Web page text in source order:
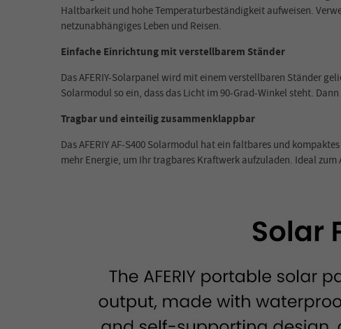
Haltbarkeit und hohe Temperaturbeständigkeit aufweisen.
netzunabhängiges Leben und Reisen.
Einfache Einrichtung mit verstellbarem Ständer
Das AFERIY-Solarpanel wird mit einem verstellbaren Ständer
Solarmodul so ein, dass das Licht im 90-Grad-Winkel steht.
Tragbar und einteilig zusammenklappbar
Das AFERIY AF-S400 Solarmodul hat ein faltbares und
mehr Energie, um Ihr tragbares Kraftwerk aufzuladen. Ideal